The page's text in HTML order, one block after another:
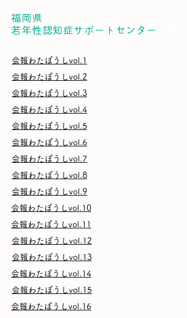
福岡県
​若年性認知症サポートセンター
会報わたぼうしvol.1
会報わたぼうしvol.2
会報わたぼうしvol.3
会報わたぼうしvol.4
会報わたぼうしvol.5
会報わたぼうしvol.6
会報わたぼうしvol.7
会報わたぼうしvol.8
会報わたぼうしvol.9
会報わたぼうしvol.10
会報わたぼうしvol.11
会報わたぼうしvol.12
会報わたぼうしvol.13
会報わたぼうしvol.14
会報わたぼうしvol.15
会報わたぼうしvol.16